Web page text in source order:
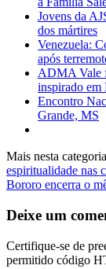
Jovens da
dos mártires
Venezuela:
após
ADMA Vale
inspirado em
Encontro
Grande, MS
Mais nesta
espiritualidade nas
Bororo encerra o
Deixe um
Certifique-se de
permitido código